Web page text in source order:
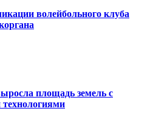
волейбольного клуба
площадь земель с